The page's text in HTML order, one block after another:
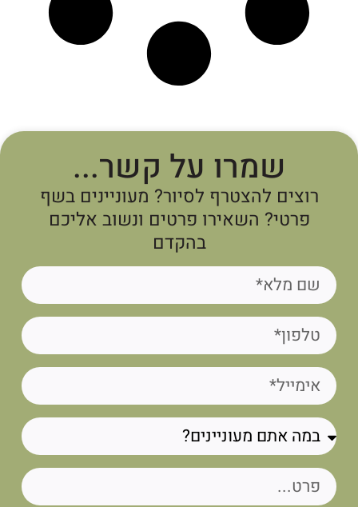
שמרו על קשר...
רוצים להצטרף לסיור? מעוניינים בשף
פרטי? השאירו פרטים ונשוב אליכם
בהקדם